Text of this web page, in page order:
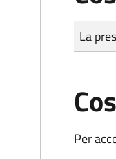
Tipo
Importo
La
Per